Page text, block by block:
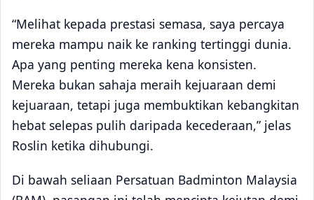
“Melihat kepada prestasi semasa, saya percaya
mereka mampu naik ke ranking tertinggi dunia.
Apa yang penting mereka kena konsisten.
Mereka bukan sahaja meraih kejuaraan demi
kejuaraan, tetapi juga membuktikan kebangkitan
hebat selepas pulih daripada kecederaan,” jelas
Roslin ketika dihubungi.
Di bawah seliaan Persatuan Badminton Malaysia